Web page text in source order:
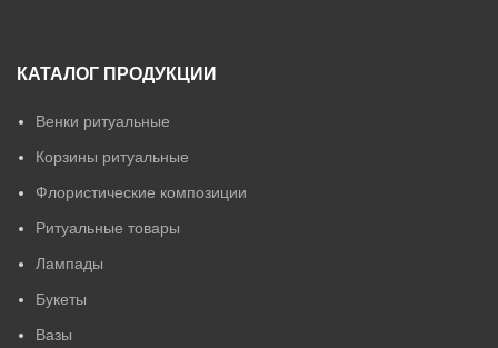
КАТАЛОГ ПРОДУКЦИИ
Венки ритуальные
Корзины ритуальные
Флористические композиции
Ритуальные товары
Лампады
Букеты
Вазы